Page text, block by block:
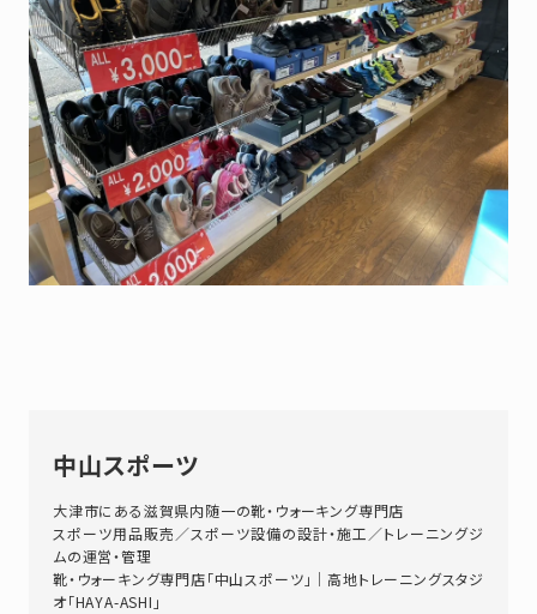
中山スポーツ
大津市にある滋賀県内随一の靴・ウォーキング専門店
スポーツ用品販売／スポーツ設備の設計・施工／トレーニングジ
ムの運営・管理
靴・ウォーキング専門店「中山スポーツ」｜高地トレーニングスタジ
オ「HAYA-ASHI」